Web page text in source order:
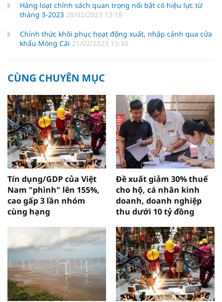
Hàng loạt chính sách quan trọng nổi bật có hiệu lực từ
tháng 3-2023 28/02/2023 13:18
Chính thức khôi phục hoạt động xuất, nhập cảnh qua cửa
khẩu Móng Cái 21/02/2023 15:30
CÙNG CHUYÊN MỤC
Tín dụng/GDP của Việt
Nam "phình" lên 155%,
cao gấp 3 lần nhóm
cùng hạng
Đề xuất giảm 30% thuế
cho hộ, cá nhân kinh
doanh, doanh nghiệp
thu dưới 10 tỷ đồng